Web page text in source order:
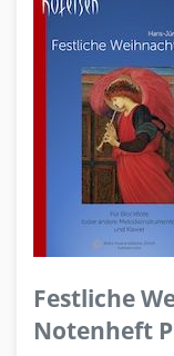
Festliche
Notenheft